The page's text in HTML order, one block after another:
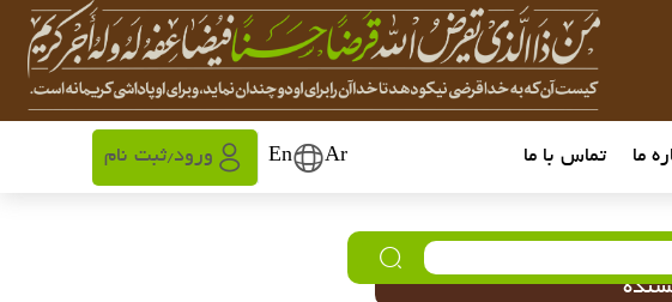
ما تماس با ما Ar
En ورود/ثبت نام